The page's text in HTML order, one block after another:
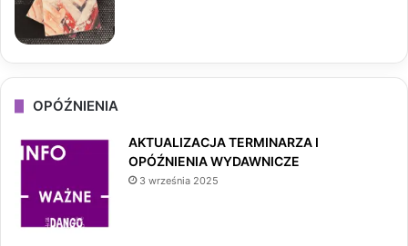
OPÓŹNIENIA
AKTUALIZACJA TERMINARZA I
OPÓŹNIENIA WYDAWNICZE
3 września 2025